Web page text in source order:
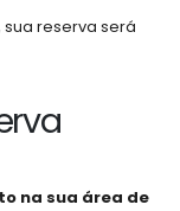
reserva será
na sua área de